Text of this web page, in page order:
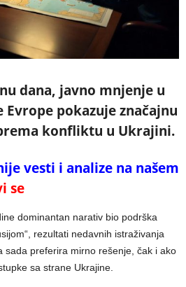
dana, javno mnjenje u
Evrope pokazuje značajnu
konfliktu u Ukrajini.
vesti i analize na našem
se
dominantan narativ bio podrška
rezultati nedavnih istraživanja
sada preferira mirno rešenje, čak i ako
sa strane Ukrajine.